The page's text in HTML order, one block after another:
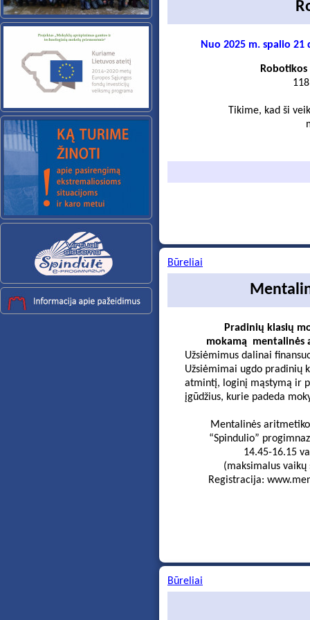
Tikime, kad ši
Nuo 2025 m. spalio
Būreliai
Pradinių klasių
mokamą mentalinės
Užsiėmimus dalinai
Užsiėmimai ugdo pradinių
atmintį, loginį mąstymą ir
įgūdžius, kurie padeda
Mentalinės
“Spindulio”
14.45-16.15
(maksimalus vaikų
Registracija:
Būreliai